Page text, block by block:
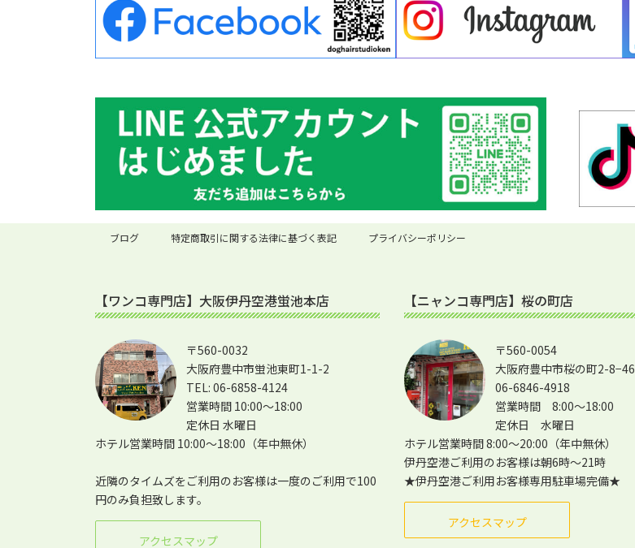
ブログ 特定商取引に関する法律に基づく表記 プライバシーポリシー
【ワンコ専門店】大阪伊丹空港蛍池本店
〒560-0032
大阪府豊中市蛍池東町1-1-2
TEL: 06-6858-4124
営業時間 10:00～18:00
定休日 水曜日
ホテル営業時間 10:00～18:00（年中無休）
近隣のタイムズをご利用のお客様は一度のご利用で100
円のみ負担致します。
アクセスマップ
【ニャンコ専門店】桜の町店
〒560-0054
大阪府豊中市桜の町2-8−46
06-6846-4918
営業時間 8:00～18:00
定休日 水曜日
ホテル営業時間 8:00～20:00（年中無休）
伊丹空港ご利用のお客様は朝6時～21時
★伊丹空港ご利用お客様専用駐車場完備★
アクセスマップ